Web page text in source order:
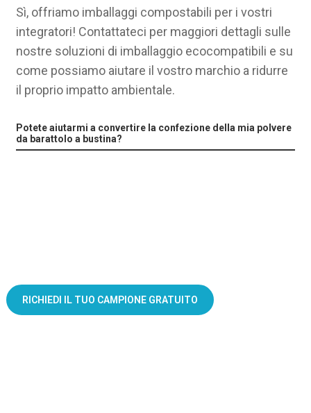
Sì, offriamo imballaggi compostabili per i vostri
integratori! Contattateci per maggiori dettagli sulle
nostre soluzioni di imballaggio ecocompatibili e su
come possiamo aiutare il vostro marchio a ridurre
il proprio impatto ambientale.
Potete aiutarmi a convertire la confezione della mia polvere
da barattolo a bustina?
RICHIEDI IL TUO CAMPIONE GRATUITO